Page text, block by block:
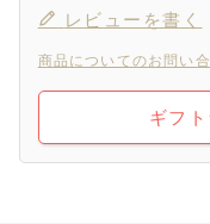
レビューを書く
商品についてのお問い
ギフ